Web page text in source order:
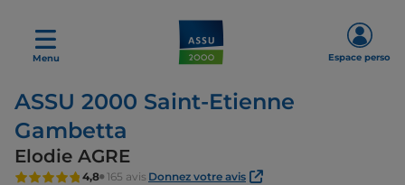
Menu Espace perso
ASSU 2000 Saint-Etienne
Gambetta
Elodie AGRE
4,8 165 avis Donnez votre avis